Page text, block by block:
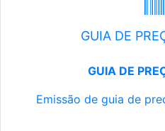
GUIA DE
GUIA DE
Emissão de guia de